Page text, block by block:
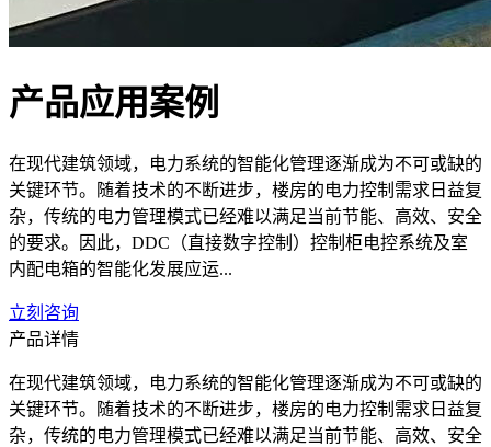
产品应用案例
在现代建筑领域，电力系统的智能化管理逐渐成为不可或缺的
关键环节。随着技术的不断进步，楼房的电力控制需求日益复
杂，传统的电力管理模式已经难以满足当前节能、高效、安全
的要求。因此，DDC（直接数字控制）控制柜电控系统及室
内配电箱的智能化发展应运...
立刻咨询
产品详情
在现代建筑领域，电力系统的智能化管理逐渐成为不可或缺的
关键环节。随着技术的不断进步，楼房的电力控制需求日益复
杂，传统的电力管理模式已经难以满足当前节能、高效、安全